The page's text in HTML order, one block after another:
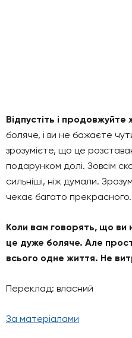
Відпустіть і
боляче, і ви не бажаєте
зрозумієте, що це
подарунком долі. Зовсім
сильніші, ніж думали.
чекає багато прекрасного.
Коли вам говорять, що ви
це дуже боляче. Але
всього одне життя. Не
Переклад: власний
За матеріалами